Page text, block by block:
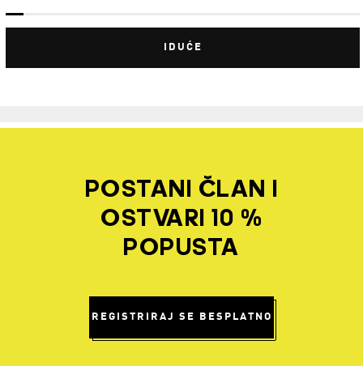
IDUĆE
POSTANI ČLAN I
OSTVARI 10 %
POPUSTA
REGISTRIRAJ SE BESPLATNO